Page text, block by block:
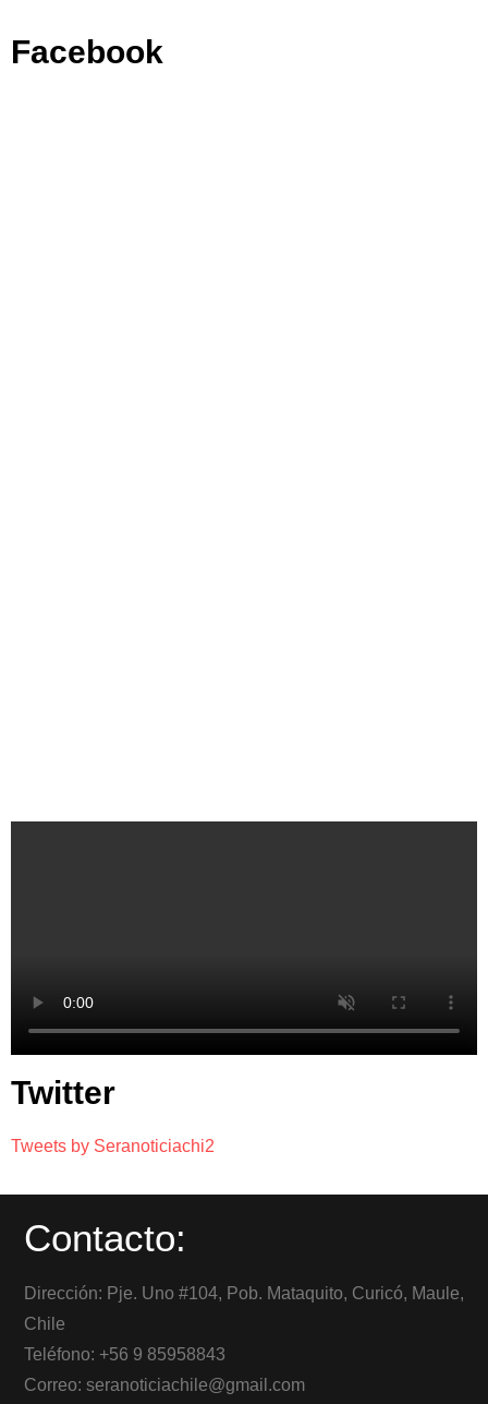
Facebook
Twitter
Tweets by Seranoticiachi2
Contacto:
Dirección: Pje. Uno #104, Pob. Mataquito, Curicó, Maule,
Chile
Teléfono: +56 9 85958843
Correo: seranoticiachile@gmail.com